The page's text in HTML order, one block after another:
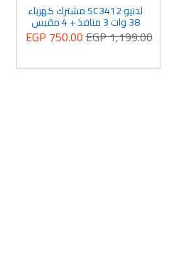
لدنيو SC3412 مشترك كهرباء
38 وات 3 منافذ + 4 مقبس
طاقة USB 2 متر - رمادي EGP 750.00EGP 1,199.00